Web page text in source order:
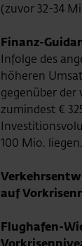
(zuvor 32-34
Finanz-
Infolge des
höheren
gegenüber der
zumindest €
100 Mio. liegen.
auf
Flughafen-